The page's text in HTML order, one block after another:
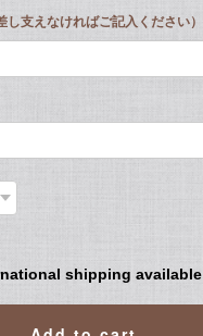
し支えなければご記入ください）
shipping available